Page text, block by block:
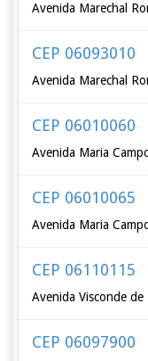
Avenida Marechal
CEP 06093010
Avenida Marechal
CEP 06010060
Avenida Maria
CEP 06010065
Avenida Maria
CEP 06110115
Avenida Visconde de
CEP 06097900